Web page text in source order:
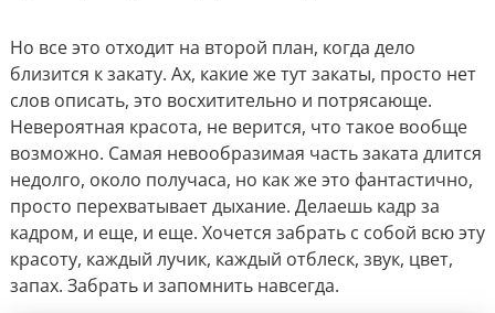
Но все это отходит на второй план, когда дело
близится к закату. Ах, какие же тут закаты, просто нет
слов описать, это восхитительно и потрясающе.
Невероятная красота, не верится, что такое вообще
возможно. Самая невообразимая часть заката длится
недолго, около получаса, но как же это фантастично,
просто перехватывает дыхание. Делаешь кадр за
кадром, и еще, и еще. Хочется забрать с собой всю эту
красоту, каждый лучик, каждый отблеск, звук, цвет,
запах. Забрать и запомнить навсегда.